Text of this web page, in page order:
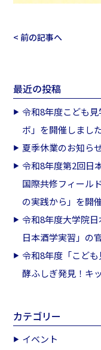
< 前の記事へ
最近の投稿
令和8年度こども
ボ」を開催しまし
夏季休業のお知ら
令和8年度第2回日
国際共修フィール
の実践から」を開
令和8年度大学院
日本酒学実習」の
令和8年度「こど
酵ふしぎ発見！キ
カテゴリー
イベント